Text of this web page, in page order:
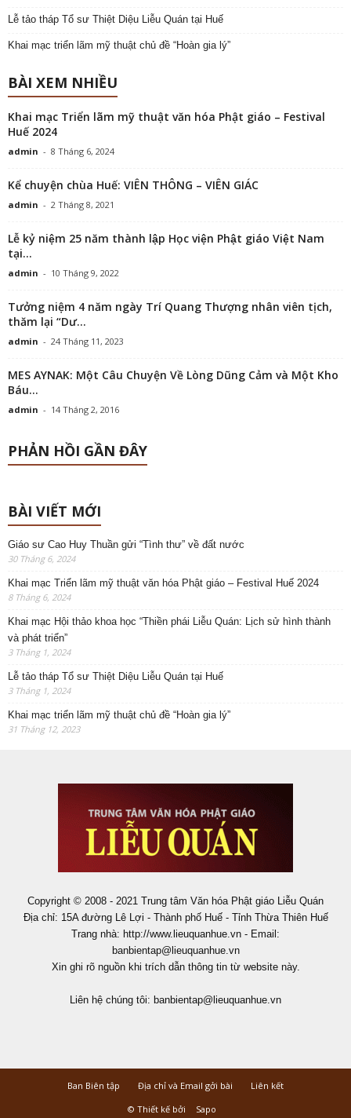
Lễ tảo tháp Tổ sư Thiệt Diệu Liễu Quán tại Huế
Khai mạc triển lãm mỹ thuật chủ đề “Hoàn gia lý”
BÀI XEM NHIỀU
Khai mạc Triển lãm mỹ thuật văn hóa Phật giáo – Festival
Huế 2024
admin - 8 Tháng 6, 2024
Kể chuyện chùa Huế: VIÊN THÔNG – VIÊN GIÁC
admin - 2 Tháng 8, 2021
Lễ kỷ niệm 25 năm thành lập Học viện Phật giáo Việt Nam
tại...
admin - 10 Tháng 9, 2022
Tưởng niệm 4 năm ngày Trí Quang Thượng nhân viên tịch,
thăm lại “Dư...
admin - 24 Tháng 11, 2023
MES AYNAK: Một Câu Chuyện Về Lòng Dũng Cảm và Một Kho
Báu...
admin - 14 Tháng 2, 2016
PHẢN HỒI GẦN ĐÂY
BÀI VIẾT MỚI
Giáo sư Cao Huy Thuần gửi “Tình thư” về đất nước
30 Tháng 6, 2024
Khai mạc Triển lãm mỹ thuật văn hóa Phật giáo – Festival Huế 2024
8 Tháng 6, 2024
Khai mạc Hội thảo khoa học “Thiền phái Liễu Quán: Lịch sử hình thành
và phát triển”
3 Tháng 1, 2024
Lễ tảo tháp Tổ sư Thiệt Diệu Liễu Quán tại Huế
3 Tháng 1, 2024
Khai mạc triển lãm mỹ thuật chủ đề “Hoàn gia lý”
31 Tháng 12, 2023
Copyright © 2008 - 2021 Trung tâm Văn hóa Phật giáo Liễu Quán
Địa chỉ: 15A đường Lê Lợi - Thành phố Huế - Tỉnh Thừa Thiên Huế
Trang nhà: http://www.lieuquanhue.vn - Email:
banbientap@lieuquanhue.vn
Xin ghi rõ nguồn khi trích dẫn thông tin từ website này.
Liên hệ chúng tôi: banbientap@lieuquanhue.vn
Ban Biên tập Địa chỉ và Email gởi bài
Liên kết
© Thiết kế bởi
Sapo